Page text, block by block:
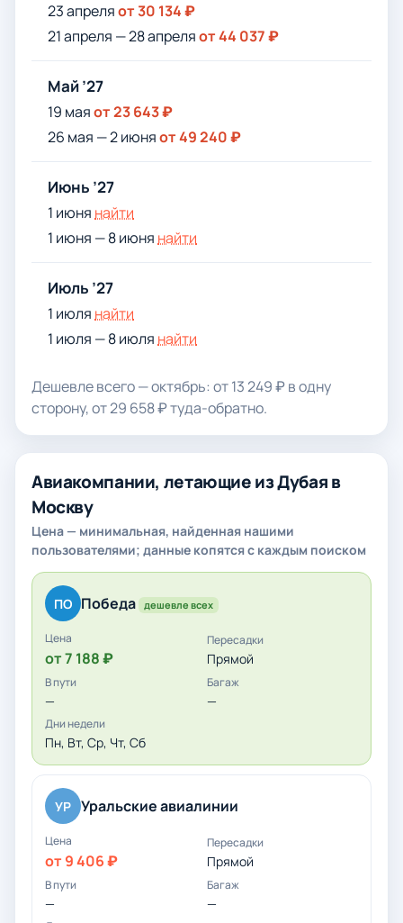
23 апреляот 30 134 ₽
21 апреля — 28 апреляот 44 037 ₽
Май ’27
19 маяот 23 643 ₽
26 мая — 2 июняот 49 240 ₽
Июнь ’27
1 июня найти
1 июня — 8 июня найти
Июль ’27
1 июля найти
1 июля — 8 июля найти
Дешевле всего — октябрь: от 13 249 ₽ в одну
сторону, от 29 658 ₽ туда-обратно.
Авиакомпании, летающие из Дубая в
Москву
Цена — минимальная, найденная нашими
пользователями; данные копятся с каждым поиском
ПО Победа дешевле всех
от 7 188 ₽ Прямой
— —
Пн, Вт, Ср, Чт, Сб
УР Уральские авиалинии
от 9 406 ₽ Прямой
— —